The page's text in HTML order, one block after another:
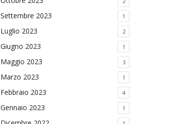
Settembre 2023 1
Luglio 2023 2
Giugno 2023 1
Maggio 2023 3
Marzo 2023 1
Febbraio 2023 4
Gennaio 2023 1